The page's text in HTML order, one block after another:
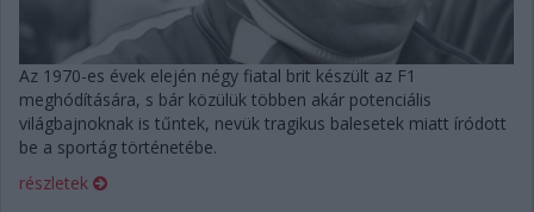
Az 1970-es évek elején négy fiatal brit készült az F1
meghódítására, s bár közülük többen akár potenciális
világbajnoknak is tűntek, nevük tragikus balesetek miatt íródott
be a sportág történetébe.
részletek